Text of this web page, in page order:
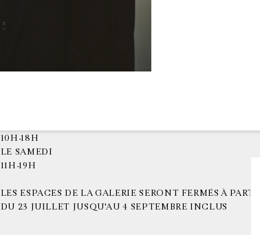
10H-18H
LE SAMEDI
11H-19H
LES ESPACES DE LA GALERIE SERONT FERMÉS À PARTIR
DU 23 JUILLET JUSQU'AU 4 SEPTEMBRE INCLUS